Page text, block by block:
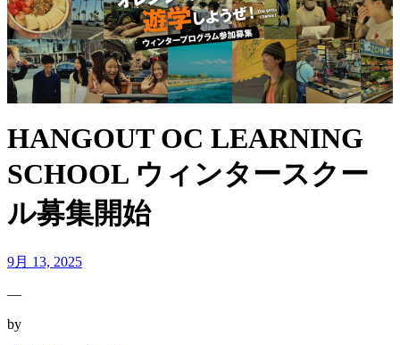
HANGOUT OC LEARNING
SCHOOL ウィンタースクー
ル募集開始
9月 13, 2025
—
by